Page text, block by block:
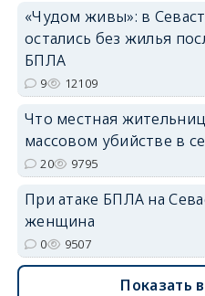
«Чудом живы»: в
остались без жилья
БПЛА
9 12109
Что местная
массовом убийстве в
20 9795
При атаке БПЛА на
женщина
0 9507
Показать